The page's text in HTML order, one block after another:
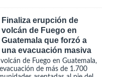
Finaliza erupción de
volcán de Fuego en
Guatemala que forzó a
una evacuación masiva
de Fuego en Guatemala,
de más de 1.700